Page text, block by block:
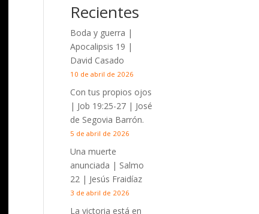
Recientes
Boda y guerra |
Apocalipsis 19 |
David Casado
10 de abril de 2026
Con tus propios ojos
| Job 19:25-27 | José
de Segovia Barrón.
5 de abril de 2026
Una muerte
anunciada | Salmo
22 | Jesús Fraidíaz
3 de abril de 2026
La victoria está en